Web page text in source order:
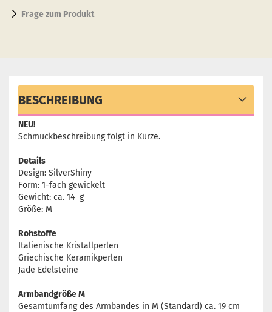
Frage zum Produkt
BESCHREIBUNG
NEU!
Schmuckbeschreibung folgt in Kürze.
Details
Design: SilverShiny
Form: 1-fach gewickelt
Gewicht: ca. 14 g
Größe: M
Rohstoffe
Italienische Kristallperlen
Griechische Keramikperlen
Jade Edelsteine
Armbandgröße M
Gesamtumfang des Armbandes in M (Standard) ca. 19 cm